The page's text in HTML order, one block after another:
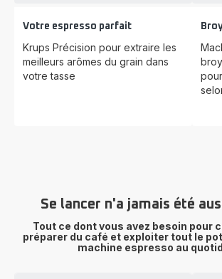
Votre espresso parfait
Krups Précision pour extraire les
meilleurs arômes du grain dans
votre tasse
Se lancer n'a jamais été
Tout ce dont vous avez besoin pour
préparer du café et exploiter tout le
machine espresso au